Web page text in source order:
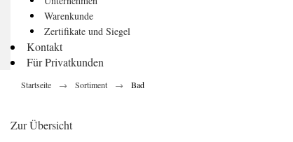
Warenkunde
Zertifikate und Siegel
Kontakt
Für Privatkunden
Startseite Sortiment Bad
Zur Übersicht